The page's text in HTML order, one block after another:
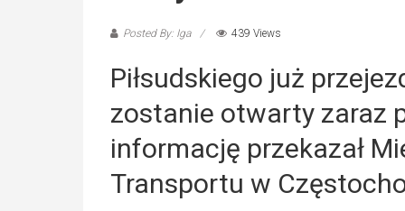
Posted By: Iga 439 Views
Piłsudskiego już
zostanie otwarty zaraz
informację przekazał
Transportu w